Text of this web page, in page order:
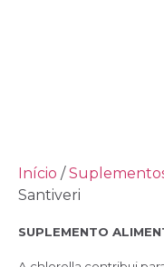
Início /
Santiveri
SUPLEMENTO